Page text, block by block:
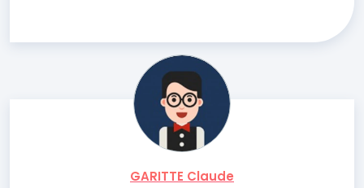
GARITTE Claude